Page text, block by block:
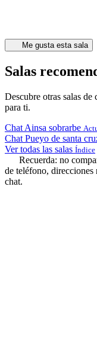
Me gusta esta sala
Salas
Descubre otras salas de
para ti.
Chat Ainsa sobrarbe
Chat Pueyo de santa
Ver todas las salas Índice
Recuerda: no
de teléfono,
chat.